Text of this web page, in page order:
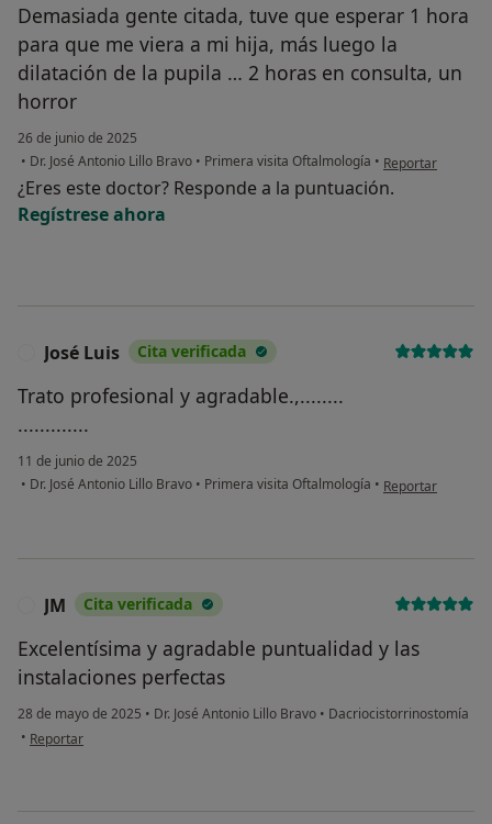
Demasiada gente citada, tuve que esperar 1 hora
para que me viera a mi hija, más luego la
dilatación de la pupila … 2 horas en consulta, un
horror
26 de junio de 2025
• Dr. José Antonio Lillo Bravo • Primera visita Oftalmología • en opinión del
Reportar
¿Eres este doctor? Responde a la puntuación.
Regístrese ahora
José Luis Cita verificada
Trato profesional y agradable.,........
.............
11 de junio de 2025
• Dr. José Antonio Lillo Bravo • Primera visita Oftalmología • en opinión del
Reportar
JM Cita verificada
Excelentísima y agradable puntualidad y las
instalaciones perfectas
28 de mayo de 2025 • Dr. José Antonio Lillo Bravo • Dacriocistorrinostomía
• en opinión del usuario JM
Reportar